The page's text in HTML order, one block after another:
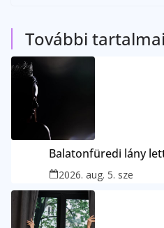
További
Balatonfüredi lány
2026. aug. 5. sze